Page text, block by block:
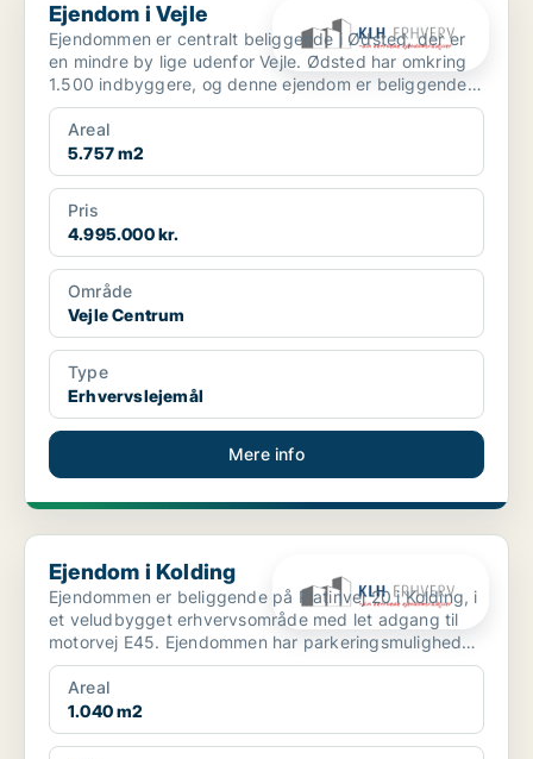
Ejendom i Vejle
Ejendommen er centralt beliggende i Ødsted, der er
en mindre by lige udenfor Vejle. Ødsted har omkring
1.500 indbyggere, og denne ejendom er beliggende
midt ...
Areal
5.757 m2
Pris
4.995.000 kr.
Område
Vejle Centrum
Type
Erhvervslejemål
Mere info
Ejendom i Kolding
Ejendom i Kolding
Ejendommen er beliggende på Platinvej 20 i Kolding, i
et veludbygget erhvervsområde med let adgang til
motorvej E45. Ejendommen har parkeringsmuligheder
...
Areal
1.040 m2